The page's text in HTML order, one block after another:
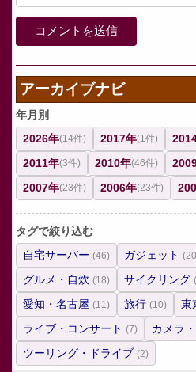
アーカイブナビ
年月別
2026年(14件) 2017年(1件)
2011年(3件) 2010年(46件)
2007年(23件) 2006年(23件)
タグで絞り込む
自宅サーバー (46) ガジェット
グルメ・自炊 (18) サイクリング
愛知・名古屋 (11) 旅行 (10) 東
ライブ・コンサート (7) カメラ
ツーリング・ドライブ (2)